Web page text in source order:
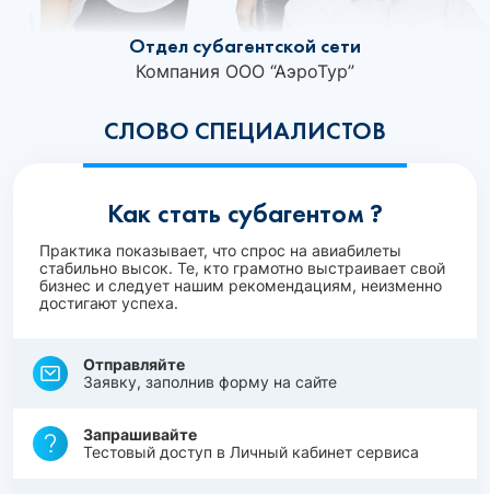
СЛОВО СПЕЦИАЛИСТОВ
Отдел субагентской сети
Компания ООО “АэроТур”
Как стать субагентом ?
Практика показывает, что спрос на авиабилеты
стабильно высок. Те, кто грамотно выстраивает свой
бизнес и следует нашим рекомендациям, неизменно
достигают успеха.
Отправляйте
Заявку, заполнив форму на сайте
Запрашивайте
Тестовый доступ в Личный кабинет сервиса